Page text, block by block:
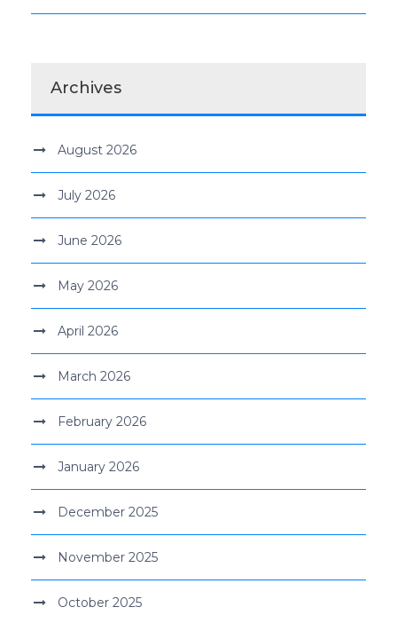
Archives
August 2026
July 2026
June 2026
May 2026
April 2026
March 2026
February 2026
January 2026
December 2025
November 2025
October 2025